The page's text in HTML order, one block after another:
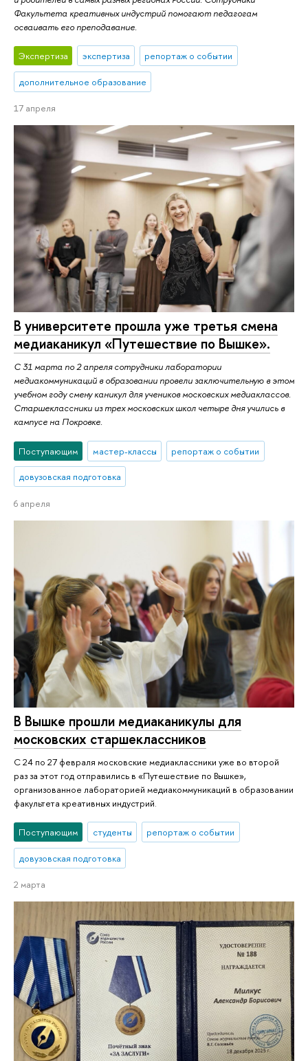
Факультета креативных индустрий помогают педагогам
осваивать его преподавание.
Экспертиза экспертиза репортаж о событии
дополнительное образование
17 апреля
В университете прошла уже третья смена
медиаканикул «Путешествие по Вышке».
С 31 марта по 2 апреля сотрудники лаборатории
медиакоммуникаций в образовании провели заключительную в этом
учебном году смену каникул для учеников московских медиаклассов.
Старшеклассники из трех московских школ четыре дня учились в
кампусе на Покровке.
Поступающим мастер-классы репортаж о событии
довузовская подготовка
6 апреля
В Вышке прошли медиаканикулы для
московских старшеклассников
С 24 по 27 февраля московские медиаклассники уже во второй
раз за этот год отправились в «Путешествие по Вышке»,
организованное лабораторией медиакоммуникаций в образовании
факультета креативных индустрий.
Поступающим студенты репортаж о событии
довузовская подготовка
2 марта